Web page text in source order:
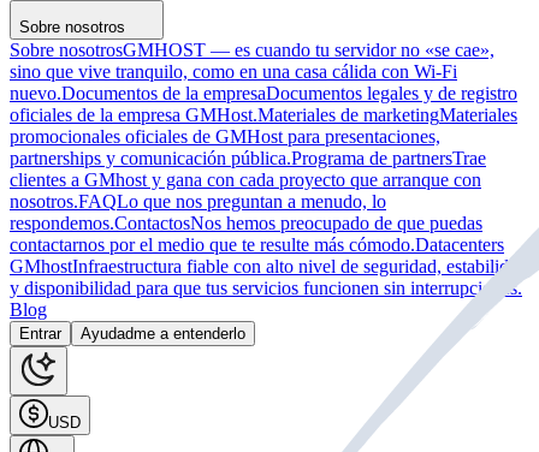
Sobre nosotros
Sobre nosotrosGMHOST — es cuando tu servidor no «se cae»,
sino que vive tranquilo, como en una casa cálida con Wi-Fi
nuevo.Documentos de la empresaDocumentos legales y de registro
oficiales de la empresa GMHost.Materiales de marketingMateriales
promocionales oficiales de GMHost para presentaciones,
partnerships y comunicación pública.Programa de partnersTrae
clientes a GMhost y gana con cada proyecto que arranque con
nosotros.FAQLo que nos preguntan a menudo, lo
respondemos.ContactosNos hemos preocupado de que puedas
contactarnos por el medio que te resulte más cómodo.Datacenters
GMhostInfraestructura fiable con alto nivel de seguridad, estabilidad
y disponibilidad para que tus servicios funcionen sin interrupciones.
Blog
Entrar Ayudadme a entenderlo
USD